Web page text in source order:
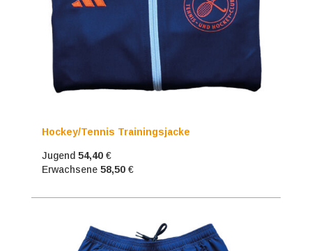
Hockey/Tennis Trainingsjacke
Jugend 54,40 €
Erwachsene 58,50 €